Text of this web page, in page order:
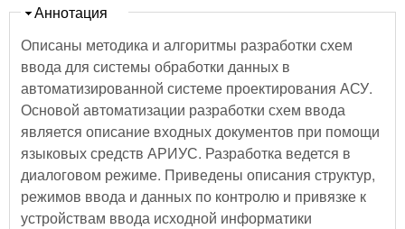
Скрыть
Аннотация
Описаны методика и алгоритмы разработки схем
ввода для системы обработки данных в
автоматизированной системе проектирования АСУ.
Основой автоматизации разработки схем ввода
является описание входных документов при помощи
языковых средств АРИУС. Разработка ведется в
диалоговом режиме. Приведены описания структур,
режимов ввода и данных по контролю и привязке к
устройствам ввода исходной информатики